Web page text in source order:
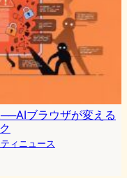
ブラウザが変える
ィニュース